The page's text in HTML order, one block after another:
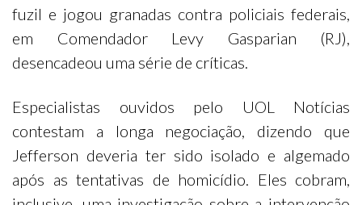
fuzil e jogou granadas contra policiais federais,
em Comendador Levy Gasparian (RJ),
desencadeou uma série de críticas.
Especialistas ouvidos pelo UOL Notícias
contestam a longa negociação, dizendo que
Jefferson deveria ter sido isolado e algemado
após as tentativas de homicídio. Eles cobram,